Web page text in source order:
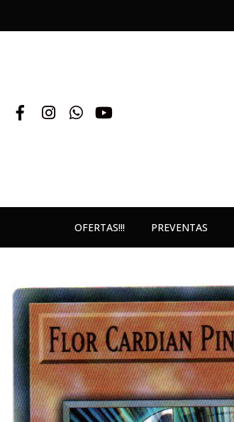
OFERTAS!!! PREVENTAS